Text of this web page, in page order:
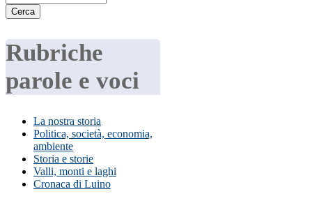
Rubriche
parole e voci
La nostra storia
Politica, società, economia,
ambiente
Storia e storie
Valli, monti e laghi
Cronaca di Luino